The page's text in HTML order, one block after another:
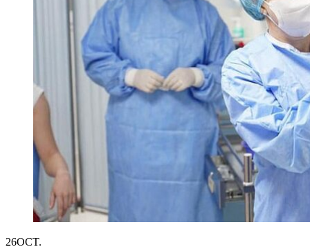
26OCT.